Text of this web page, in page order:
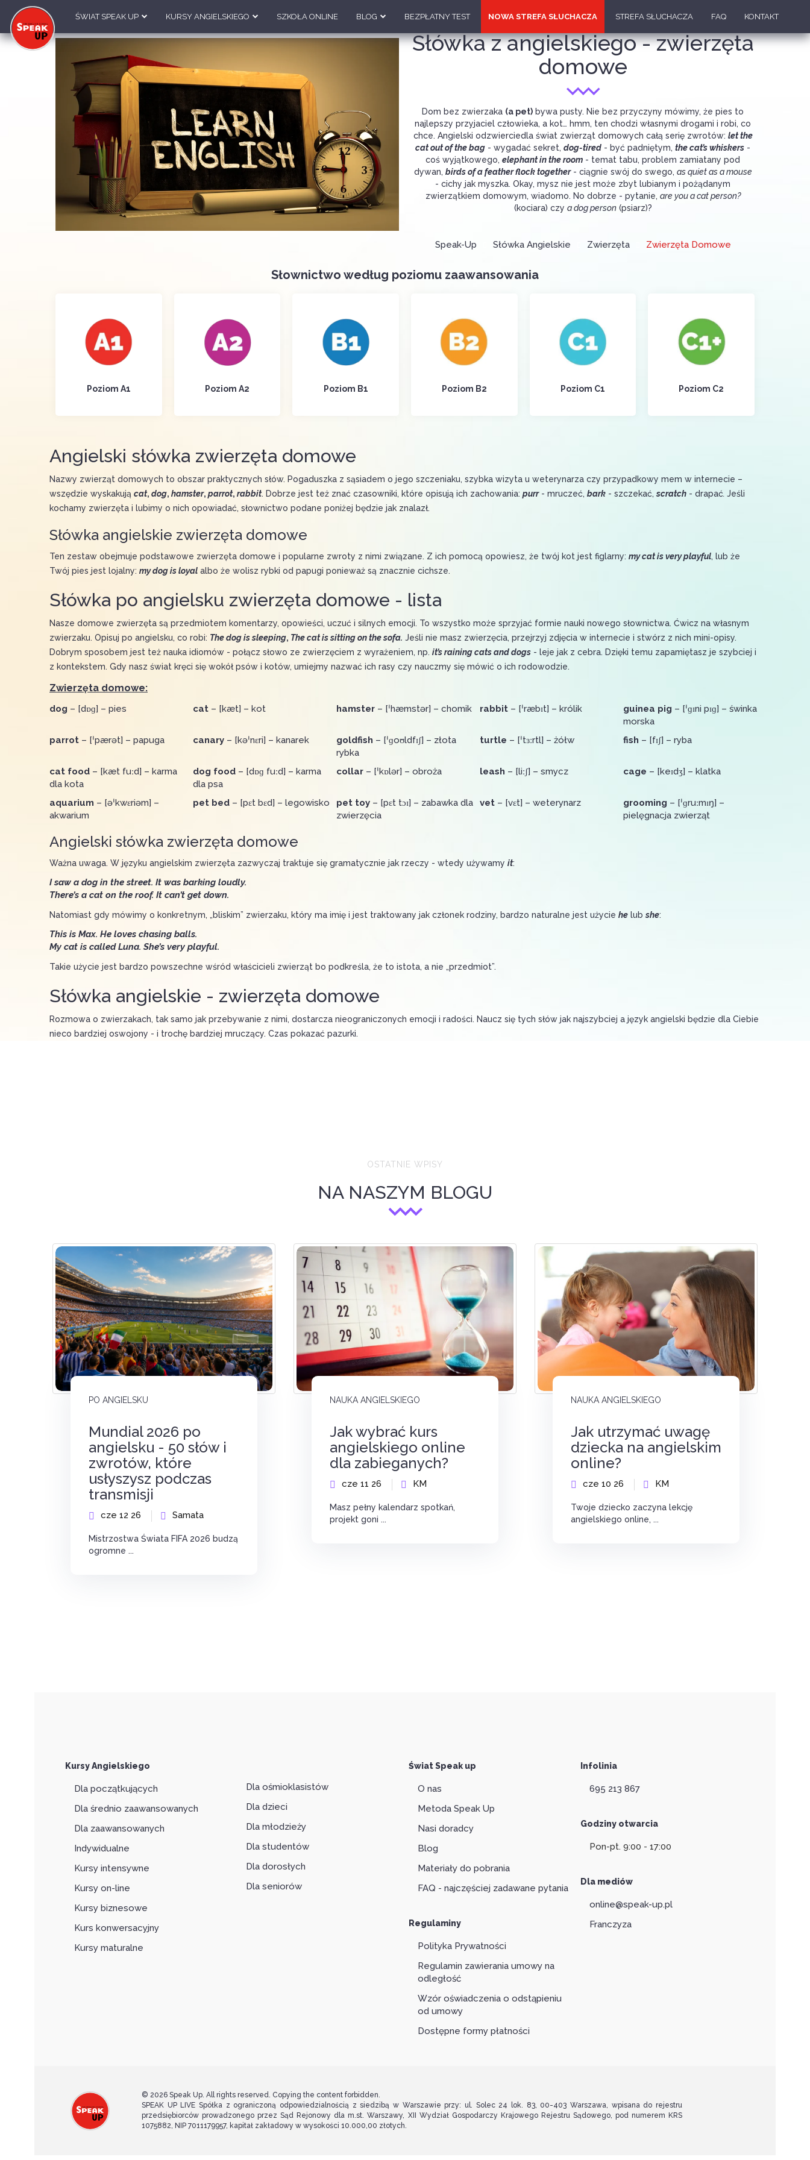
ŚWIAT SPEAK UP KURSY ANGIELSKIEGO SZKOŁA ONLINE BLOG BEZPŁATNY TEST NOWA STREFA SŁUCHACZA STREFA SŁUCHACZA FAQ KONTAKT
Słówka z angielskiego - zwierzęta
domowe
Dom bez zwierzaka (a pet) bywa pusty. Nie bez przyczyny mówimy, że pies to
najlepszy przyjaciel człowieka, a kot… hmm, ten chodzi własnymi drogami i robi, co
chce. Angielski odzwierciedla świat zwierząt domowych całą serię zwrotów: let the
cat out of the bag - wygadać sekret, dog-tired - być padniętym, the cat’s whiskers -
coś wyjątkowego, elephant in the room - temat tabu, problem zamiatany pod
dywan, birds of a feather flock together- ciągnie swój do swego, as quiet as a mouse
- cichy jak myszka. Okay, mysz nie jest może zbyt lubianym i pożądanym
zwierzątkiem domowym, wiadomo. No dobrze - pytanie, are you a cat person?
(kociara) czy a dog person(psiarz)?
Speak-Up Słówka Angielskie Zwierzęta Zwierzęta Domowe
Słownictwo według poziomu zaawansowania
Poziom A1 Poziom A2 Poziom B1 Poziom B2 Poziom C1 Poziom C2
Angielski słówka zwierzęta domowe
Nazwy zwierząt domowych to obszar praktycznych słów. Pogaduszka z sąsiadem o jego szczeniaku, szybka wizyta u weterynarza czy przypadkowy mem w internecie –
wszędzie wyskakują cat, dog, hamster, parrot, rabbit. Dobrze jest też znać czasowniki, które opisują ich zachowania: purr- mruczeć, bark - szczekać,scratch - drapać Jeśli
kochamy zwierzęta i lubimy o nich opowiadać, słownictwo podane poniżej będzie jak znalazł.
Słówka angielskie zwierzęta domowe
Ten zestaw obejmuje podstawowe zwierzęta domowe i popularne zwroty z nimi związane. Z ich pomocą opowiesz, że twój kot jest figlarny: my cat is very playful, lub że
Twój pies jest lojalny: my dog is loyal albo że wolisz rybki od papugi ponieważ są znacznie cichsze.
Słówka po angielsku zwierzęta domowe - lista
Nasze domowe zwierzęta są przedmiotem komentarzy, opowieści, uczuć i silnych emocji. To wszystko może sprzyjać formie nauki nowego słownictwa. Ćwicz na własnym
zwierzaku. Opisuj po angielsku, co robi: The dog is sleeping, The cat is sitting on the sofa. Jeśli nie masz zwierzęcia, przejrzyj zdjęcia w internecie i stwórz z nich mini-opisy.
Dobrym sposobem jest też nauka idiomów - połącz słowo ze zwierzęciem z wyrażeniem, np. it’s raining cats and dogs - leje jak z cebra. Dzięki temu zapamiętasz je szybciej i
z kontekstem. Gdy nasz świat kręci się wokół psów i kotów, umiejmy nazwać ich rasy czy nauczmy się mówić o ich rodowodzie.
Zwierzęta domowe:
dog – [dɒɡ] – pies cat – [kæt] – kot hamster – [ˈhæmstər] – chomik rabbit – [ˈræbɪt] – królik guinea pig – [ˈɡɪni pɪɡ] – świnka
morska
parrot – [ˈpærət] – papuga canary – [kəˈnɛri] – kanarek goldfish – [ˈɡoʊldfɪʃ] – złota
rybka
turtle – [ˈtɜːrtl] – żółw fish – [fɪʃ] – ryba
cat food – [kæt fuːd] – karma
dla kota
dog food – [dɒɡ fuːd] – karma
dla psa
collar – [ˈkɒlər] – obroża leash – [liːʃ] – smycz cage – [keɪdʒ] – klatka
aquarium – [əˈkwɛriəm] –
akwarium
pet bed – [pɛt bɛd] – legowisko pet toy – [pɛt tɔɪ] – zabawka dla
zwierzęcia
vet – [vɛt] – weterynarz grooming – [ˈɡruːmɪŋ] –
pielęgnacja zwierząt
Angielski słówka zwierzęta domowe
Ważna uwaga. W języku angielskim zwierzęta zazwyczaj traktuje się gramatycznie jak rzeczy - wtedy używamy it:
I saw a dog in the street. It was barking loudly.
There’s a cat on the roof. It can’t get down.
Natomiast gdy mówimy o konkretnym, „bliskim” zwierzaku, który ma imię i jest traktowany jak członek rodziny, bardzo naturalne jest użycie he lubshe:
This is Max. He loves chasing balls.
My cat is called Luna. She’s very playful.
Takie użycie jest bardzo powszechne wśród właścicieli zwierząt bo podkreśla, że to istota, a nie „przedmiot”.
Słówka angielskie - zwierzęta domowe
Rozmowa o zwierzakach, tak samo jak przebywanie z nimi, dostarcza nieograniczonych emocji i radości. Naucz się tych słów jak najszybciej a język angielski będzie dla Ciebie
nieco bardziej oswojony - i trochę bardziej mruczący. Czas pokazać pazurki.
OSTATNIE WPISY
NA NASZYM BLOGU
PO ANGIELSKU
Mundial 2026 po
angielsku - 50 słów i
zwrotów, które
usłyszysz podczas
transmisji
cze 12 26 Samata
Mistrzostwa Świata FIFA 2026 budzą
ogromne ...
NAUKA ANGIELSKIEGO
Jak wybrać kurs
angielskiego online
dla zabieganych?
cze 11 26 KM
Masz pełny kalendarz spotkań,
projekt goni ...
NAUKA ANGIELSKIEGO
Jak utrzymać uwagę
dziecka na angielskim
online?
cze 10 26 KM
Twoje dziecko zaczyna lekcję
angielskiego online, ...
Kursy Angielskiego
Dla początkujących
Dla średnio zaawansowanych
Dla zaawansowanych
Indywidualne
Kursy intensywne
Kursy on-line
Kursy biznesowe
Kurs konwersacyjny
Kursy maturalne
Dla ośmioklasistów
Dla dzieci
Dla młodzieży
Dla studentów
Dla dorosłych
Dla seniorów
Świat Speak up
O nas
Metoda Speak Up
Nasi doradcy
Blog
Materiały do pobrania
FAQ - najczęściej zadawane pytania
Regulaminy
Polityka Prywatności
Regulamin zawierania umowy na
odległość
Wzór oświadczenia o odstąpieniu
od umowy
Dostępne formy płatności
Infolinia
695 213 867
Godziny otwarcia
Pon-pt. 9:00 - 17:00
Dla mediów
online@speak-up.pl
Franczyza
© 2026 Speak Up. All rights reserved. Copying the content forbidden.
SPEAK UP LIVE Spółka z ograniczoną odpowiedzialnością z siedzibą w Warszawie przy: ul. Solec 24 lok. 83, 00-403 Warszawa, wpisana do rejestru
przedsiębiorców prowadzonego przez Sąd Rejonowy dla m.st. Warszawy, XII Wydział Gospodarczy Krajowego Rejestru Sądowego, pod numerem KRS
1075882, NIP 7011179957, kapitał zakładowy w wysokości 10.000,00 złotych.